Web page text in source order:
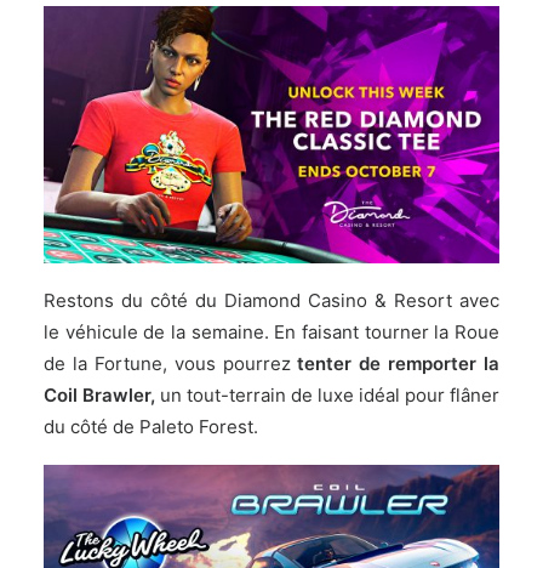
Restons du côté du Diamond Casino & Resort avec
le véhicule de la semaine. En faisant tourner la Roue
de la Fortune, vous pourreztenter de remporter la
Coil Brawler, un tout-terrain de luxe idéal pour flâner
du côté de Paleto Forest.